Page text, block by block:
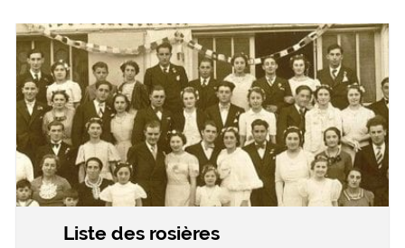
Liste des rosières